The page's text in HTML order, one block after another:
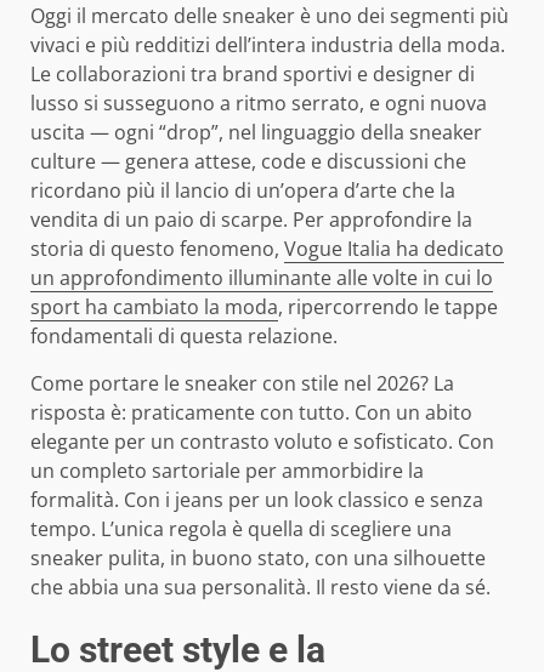
Oggi il mercato delle sneaker è uno dei segmenti più
vivaci e più redditizi dell’intera industria della moda.
Le collaborazioni tra brand sportivi e designer di
lusso si susseguono a ritmo serrato, e ogni nuova
uscita — ogni “drop”, nel linguaggio della sneaker
culture — genera attese, code e discussioni che
ricordano più il lancio di un’opera d’arte che la
vendita di un paio di scarpe. Per approfondire la
storia di questo fenomeno, Vogue Italia ha dedicato
un approfondimento illuminante alle volte in cui lo
sport ha cambiato la moda, ripercorrendo le tappe
fondamentali di questa relazione.
Come portare le sneaker con stile nel 2026? La
risposta è: praticamente con tutto. Con un abito
elegante per un contrasto voluto e sofisticato. Con
un completo sartoriale per ammorbidire la
formalità. Con i jeans per un look classico e senza
tempo. L’unica regola è quella di scegliere una
sneaker pulita, in buono stato, con una silhouette
che abbia una sua personalità. Il resto viene da sé.
Lo street style e la